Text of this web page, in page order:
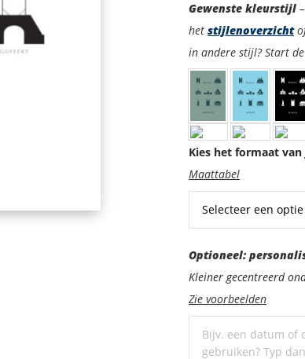
Kleurstijl
Gewenste kleurstijl
het stijlenoverzicht
in andere stijl? Start de
Kies het formaat
Maattabel
Optioneel:
personaliseer
met
een
ondertitel
Optioneel:
Kleiner gecentreerd
Zie voorbeelden